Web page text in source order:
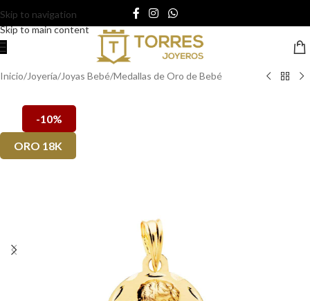
Skip to navigation
Skip to main content
Inicio/Joyería/Joyas Bebé/Medallas de Oro de Bebé
-10%
ORO 18K